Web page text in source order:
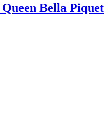
Bella Piquet